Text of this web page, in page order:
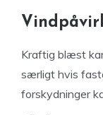
Kraftig blæst
særligt hvis
forskydninger